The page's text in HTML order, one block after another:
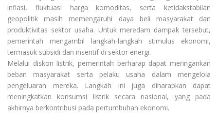
inflasi, fluktuasi harga komoditas, serta ketidakstabilan
geopolitik masih memengaruhi daya beli masyarakat dan
produktivitas sektor usaha. Untuk meredam dampak tersebut,
pemerintah mengambil langkah-langkah stimulus ekonomi,
termasuk subsidi dan insentif di sektor energi.
Melalui diskon listrik, pemerintah berharap dapat meringankan
beban masyarakat serta pelaku usaha dalam mengelola
pengeluaran mereka. Langkah ini juga diharapkan dapat
meningkatkan konsumsi listrik secara nasional, yang pada
akhirnya berkontribusi pada pertumbuhan ekonomi.